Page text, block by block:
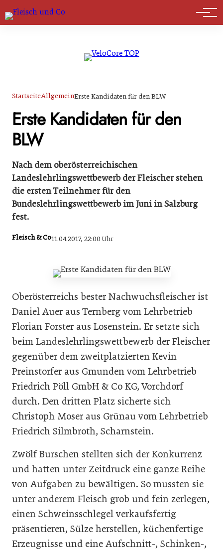
Marktführer
StartseiteAllgemeinErste Kandidaten für den BLW
Erste Kandidaten für den
BLW
Nach dem oberösterreichischen
Landeslehrlingswettbewerb der Fleischer stehen
die ersten Teilnehmer für den
Bundeslehrlingswettbewerb im Juni in Salzburg
fest.
Fleisch & Co11.04.2017, 22:00 Uhr
Oberösterreichs bester Nachwuchsfleischer ist
Daniel Auer aus Ternberg vom Lehrbetrieb
Florian Forster aus Losenstein. Er setzte sich
beim Landeslehrlingswettbewerb der Fleischer
gegenüber dem zweitplatzierten Kevin
Preinstorfer aus Gmunden vom Lehrbetrieb
Friedrich Pöll GmbH & Co KG, Vorchdorf
durch. Den dritten Platz sicherte sich
Christoph Moser aus Grünau vom Lehrbetrieb
Friedrich Silmbroth, Scharnstein.
Zwölf Burschen stellten sich der Konkurrenz
und hatten unter Zeitdruck eine ganze Reihe
von Aufgaben zu bewältigen. So mussten sie
unter anderem Fleisch grob und fein zerlegen,
einen Schweinsschlegel verkaufsfertig
präsentieren, Sülze herstellen, küchenfertige
Erzeugnisse und eine Aufschnitt-, Schinken-,